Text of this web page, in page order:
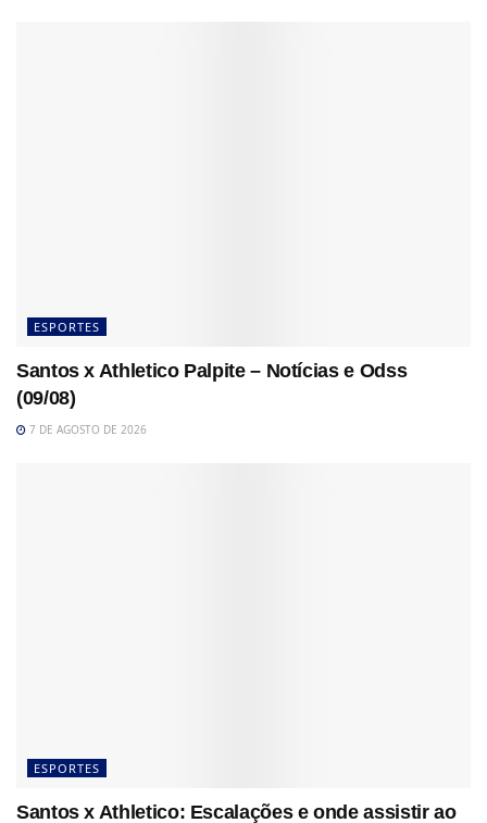
ESPORTES
Santos x Athletico Palpite – Notícias e Odss
(09/08)
7 DE AGOSTO DE 2026
ESPORTES
Santos x Athletico: Escalações e onde assistir ao